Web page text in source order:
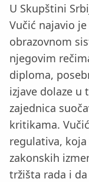
U Skupštini
Vučić najavio
obrazovnom
njegovim
diploma,
izjave dolaze u
zajednica
kritikama.
regulativa,
zakonskih
tržišta rada i